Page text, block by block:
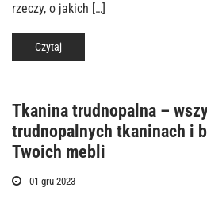
rzeczy, o jakich […]
Czytaj
Tkanina trudnopalna –
trudnopalnych tkaninach i
Twoich mebli
01 gru 2023